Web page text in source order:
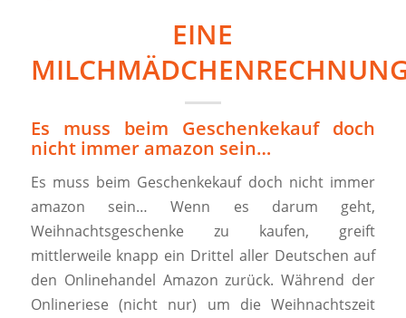
EINE
Es muss beim Geschenkekauf doch
nicht immer amazon sein…
Es muss beim Geschenkekauf doch nicht immer
amazon sein… Wenn es darum geht,
Weihnachtsgeschenke zu kaufen, greift
mittlerweile knapp ein Drittel aller Deutschen auf
den Onlinehandel Amazon zurück. Während der
Onlineriese (nicht nur) um die Weihnachtszeit